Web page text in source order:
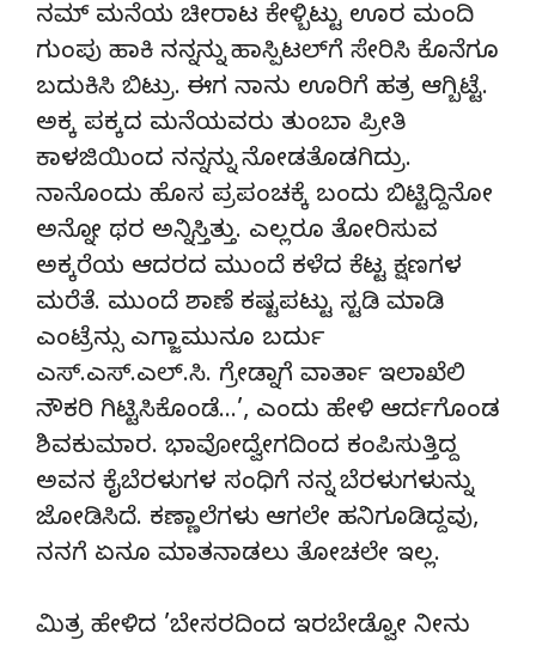
ನಮ್ ಮನೆಯ ಚೀರಾಟ ಕೇಳ್ಬಿಟ್ಟು ಊರ ಮಂದಿ
ಗುಂಪು ಹಾಕಿ ನನ್ನನ್ನು ಹಾಸ್ಪಿಟಲ್‌ಗೆ ಸೇರಿಸಿ ಕೊನೆಗೂ
ಬದುಕಿಸಿ ಬಿಟ್ರು. ಈಗ ನಾನು ಊರಿಗೆ ಹತ್ರ ಆಗ್ಬಿಟ್ಟೆ.
ಅಕ್ಕ ಪಕ್ಕದ ಮನೆಯವರು ತುಂಬಾ ಪ್ರೀತಿ
ಕಾಳಜಿಯಿಂದ ನನ್ನನ್ನು ನೋಡತೊಡಗಿದ್ರು.
ನಾನೊಂದು ಹೊಸ ಪ್ರಪಂಚಕ್ಕೆ ಬಂದು ಬಿಟ್ಟಿದ್ದಿನೋ
ಅನ್ನೋ ಥರ ಅನ್ನಿಸ್ತಿತ್ತು. ಎಲ್ಲರೂ ತೋರಿಸುವ
ಅಕ್ಕರೆಯ ಆದರದ ಮುಂದೆ ಕಳೆದ ಕೆಟ್ಟ ಕ್ಷಣಗಳ
ಮರೆತೆ. ಮುಂದೆ ಶಾಣೆ ಕಷ್ಟಪಟ್ಟು ಸ್ಟಡಿ ಮಾಡಿ
ಎಂಟ್ರೆನ್ಸು ಎಗ್ಜಾಮುನೂ ಬರ್ದು
ಎಸ್.ಎಸ್.ಎಲ್.ಸಿ. ಗ್ರೇಡ್ನಾಗೆ ವಾರ್ತಾ ಇಲಾಖೆಲಿ
ನೌಕರಿ ಗಿಟ್ಟಿಸಿಕೊಂಡೆ…’, ಎಂದು ಹೇಳಿ ಆರ್ದಗೊಂಡ
ಶಿವಕುಮಾರ. ಭಾವೋದ್ವೇಗದಿಂದ ಕಂಪಿಸುತ್ತಿದ್ದ
ಅವನ ಕೈಬೆರಳುಗಳ ಸಂಧಿಗೆ ನನ್ನ ಬೆರಳುಗಳುನ್ನು
ಜೋಡಿಸಿದೆ. ಕಣ್ಣಾಲೆಗಳು ಆಗಲೇ ಹನಿಗೂಡಿದ್ದವು,
ನನಗೆ ಏನೂ ಮಾತನಾಡಲು ತೋಚಲೇ ಇಲ್ಲ.
ಮಿತ್ರ ಹೇಳಿದ ’ಬೇಸರದಿಂದ ಇರಬೇಡ್ವೋ ನೀನು